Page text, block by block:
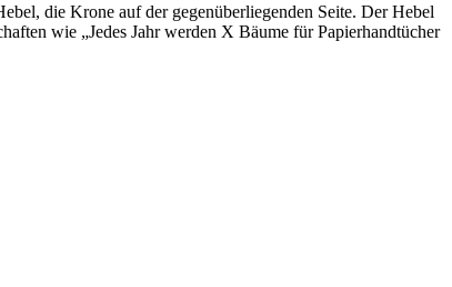
die Krone auf der gegenüberliegenden Seite. Der Hebel
wie „Jedes Jahr werden X Bäume für Papierhandtücher